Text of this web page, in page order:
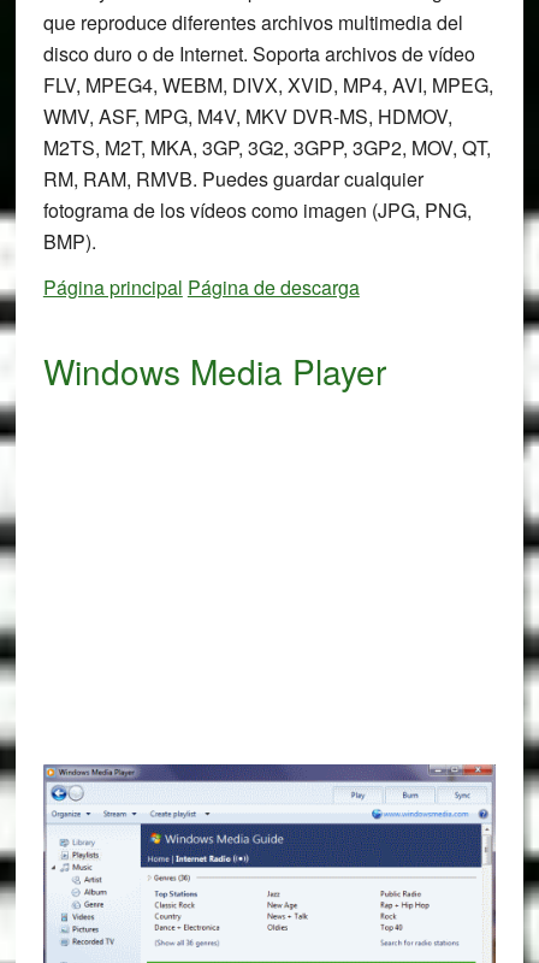
que reproduce diferentes archivos multimedia del
disco duro o de Internet. Soporta archivos de vídeo
FLV, MPEG4, WEBM, DIVX, XVID, MP4, AVI, MPEG,
WMV, ASF, MPG, M4V, MKV DVR-MS, HDMOV,
M2TS, M2T, MKA, 3GP, 3G2, 3GPP, 3GP2, MOV, QT,
RM, RAM, RMVB. Puedes guardar cualquier
fotograma de los vídeos como imagen (JPG, PNG,
BMP).
Página principal Página de descarga
Windows Media Player